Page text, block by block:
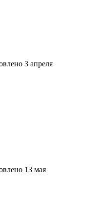
3 апреля
13 мая